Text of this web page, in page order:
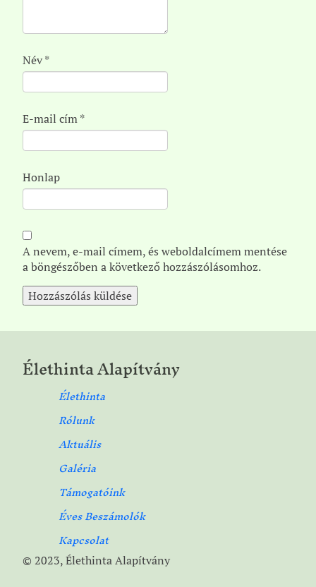
Név*
E-mail cím*
Honlap
A nevem, e-mail címem, és weboldalcímem mentése
a böngészőben a következő hozzászólásomhoz.
Élethinta Alapítvány
Élethinta
Rólunk
Aktuális
Galéria
Támogatóink
Éves Beszámolók
Kapcsolat
© 2023, Élethinta Alapítvány